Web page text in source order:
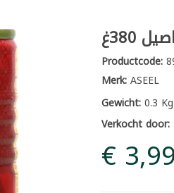
Productcode:
Merk:ASEEL
Gewicht:0.3 Kg
Verkocht door:
€ 3,99